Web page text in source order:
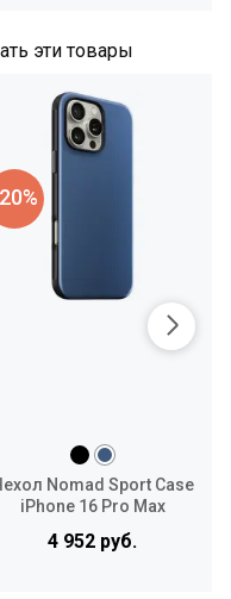
эти товары
Nomad Sport Case
iPhone 16 Pro Max
4 952 руб.